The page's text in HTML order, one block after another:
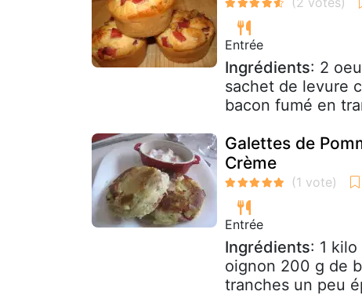
Entrée
Ingrédients: 2
sachet de levure
bacon fumé en
Galettes de
Crème
Entrée
Ingrédients: 1
oignon 200 g de
tranches un peu